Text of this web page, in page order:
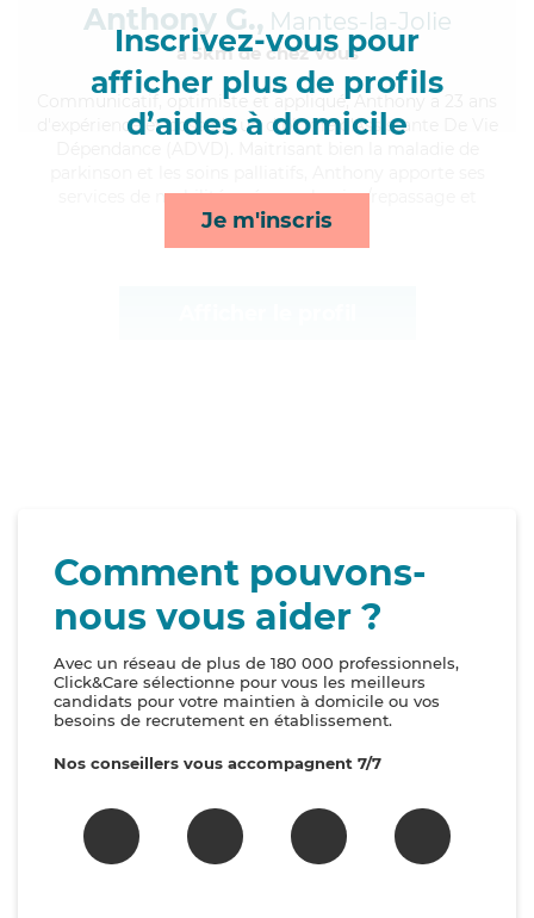
Inscrivez-vous pour
afficher plus de profils
d’aides à domicile
Je m'inscris
Anthony G., Mantes-la-Jolie
à 5km de chez Vous
, optimiste et appliqué, Anthony a 23 ans
d'expérience et possède un diplôme d'Assistante De Vie
services de mobilité, ménage, lessive/repassage et
transports*
Comment pouvons-
nous vous aider ?
Avec un réseau de plus de 180 000 professionnels,
Click&Care sélectionne pour vous les meilleurs
candidats pour votre maintien à domicile ou vos
besoins de recrutement en établissement.
Nos conseillers vous accompagnent 7/7